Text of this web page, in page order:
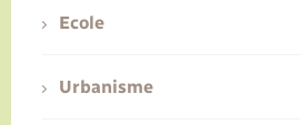
Ecole
Urbanisme